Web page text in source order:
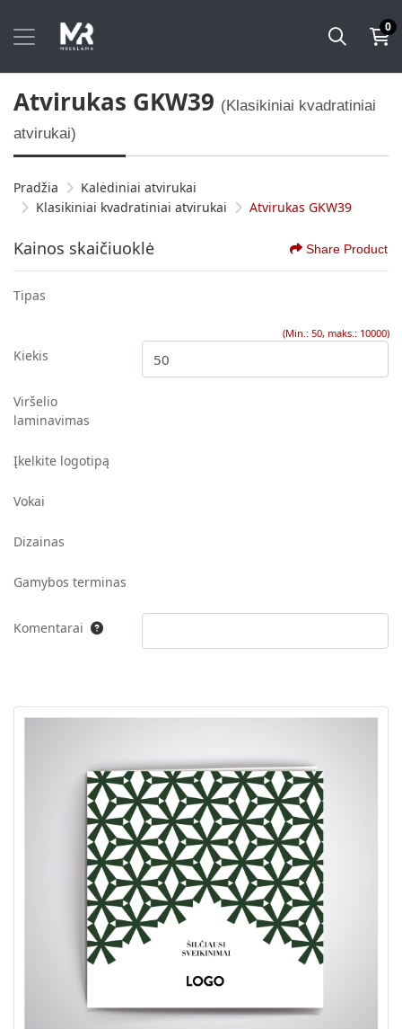
0
Atvirukas GKW39 (Klasikiniai kvadratiniai
atvirukai)
Pradžia
Kalėdiniai atvirukai
Klasikiniai kvadratiniai atvirukai
Atvirukas GKW39
Kainos skaičiuoklė Share Product
Tipas
(Min.: 50, maks.: 10000)
Kiekis
Viršelio
laminavimas
Įkelkite logotipą
Vokai
Dizainas
Gamybos terminas
Komentarai